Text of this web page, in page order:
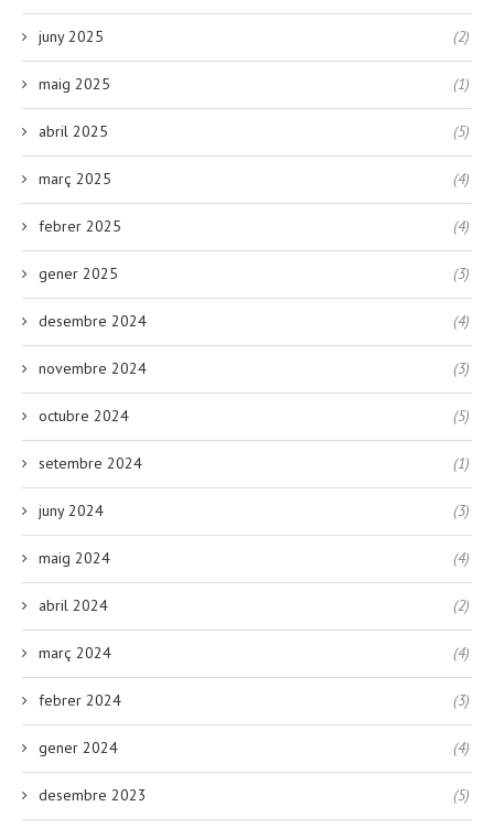
juny 2025 (2)
maig 2025 (1)
abril 2025 (5)
març 2025 (4)
febrer 2025 (4)
gener 2025 (3)
desembre 2024 (4)
novembre 2024 (3)
octubre 2024 (5)
setembre 2024 (1)
juny 2024 (3)
maig 2024 (4)
abril 2024 (2)
març 2024 (4)
febrer 2024 (3)
gener 2024 (4)
desembre 2023 (5)